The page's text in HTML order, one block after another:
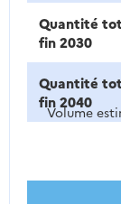
Quantité
fin 2030
Quantité
fin 2040
Volume